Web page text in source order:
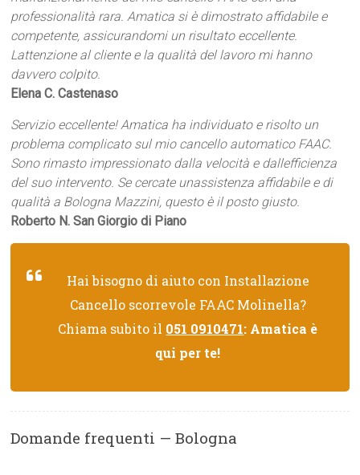
professionalità rara. Amatica si è dimostrato affidabile e
competente, assicurandomi un risultato eccellente.
Lattenzione al cliente e la qualità del lavoro mi hanno
davvero colpito.
Elena C. Castenaso
Servizio eccellente! Amatica ha individuato e risolto un
problema complicato sul mio cancello automatico FAAC.
Sono rimasto impressionato dalla velocità e dallefficienza
del suo intervento. Se cercate unassistenza affidabile e di
qualità a Bologna Mazzini, questo è il posto giusto.
Roberto N. San Giorgio di Piano
Hai bisogno di aiuto con Installazione
Cancello scorrevole FAAC Molinella?
Chiama subito il 051 0910471: Amatica è
qui per te!
Domande frequenti — Bologna